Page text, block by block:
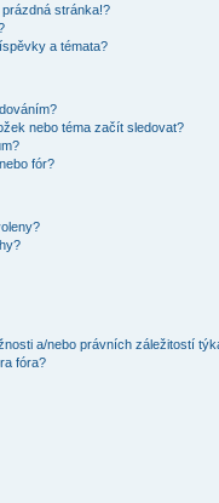
stránka!?
a témata?
nebo téma začít sledovat?
fór?
a/nebo právních záležitostí
fóra?